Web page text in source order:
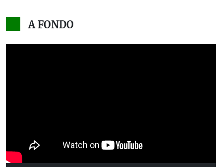
A FONDO